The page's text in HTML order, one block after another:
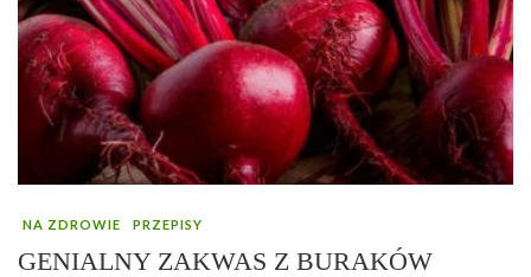
NA ZDROWIE PRZEPISY
GENIALNY ZAKWAS Z BURAKÓW